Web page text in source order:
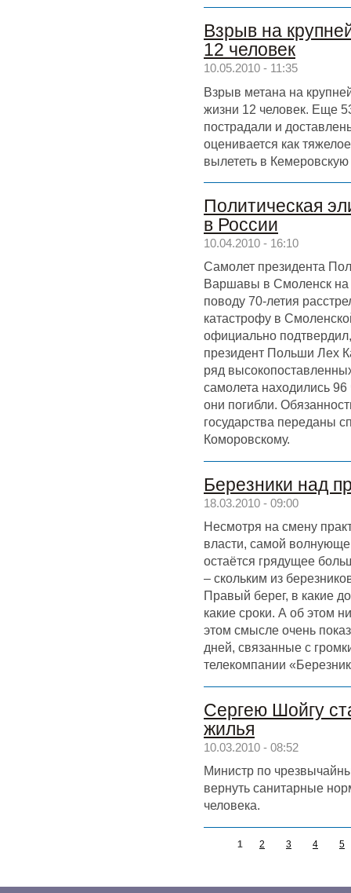
Взрыв на
12 человек
10.05.2010 - 11:35
Взрыв метана на
жизни 12 человек. Еще
пострадали и
оценивается как
вылететь в Кемеровскую
Политическая
в России
10.04.2010 - 16:10
Самолет президента
Варшавы в Смоленск
поводу 70-летия
катастрофу в
официально
президент Польши Лех
ряд
самолета находились
они погибли.
государства переданы
Коморовскому.
Березники над
18.03.2010 - 09:00
Несмотря на смену
власти, самой
остаётся грядущее
– скольким из
Правый берег, в какие
какие сроки. А об этом
этом смысле очень
дней, связанные с
телекомпании
Сергею Шойгу
жилья
10.03.2010 - 08:52
Министр по
вернуть санитарные
человека.
1 2 3 4 5